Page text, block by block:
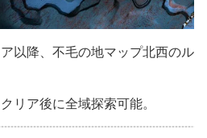
以降、不毛の地マップ北西のル
リア後に全域探索可能。